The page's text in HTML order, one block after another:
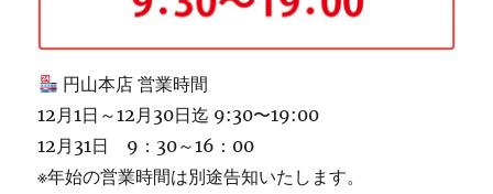
円山本店 営業時間
12月1日～12月30日迄 9:30〜19:00
12月31日 9：30～16：00
※年始の営業時間は別途告知いたします。